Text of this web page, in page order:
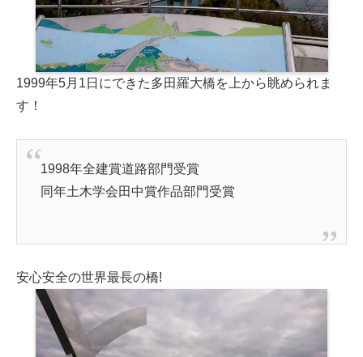
1999年5月1日にできた多田羅大橋を上から眺められま
す！
1998年全建賞道路部門受賞
同年土木学会田中賞作品部門受賞
安心安全の世界最長の橋!